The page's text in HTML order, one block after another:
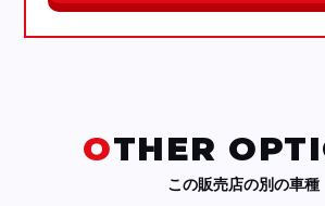
OTHER
この販売店の別の車種